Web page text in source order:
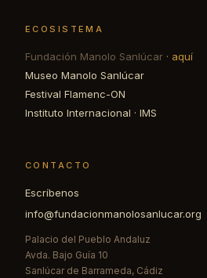
ECOSISTEMA
Fundación Manolo Sanlúcar · aquí
Museo Manolo Sanlúcar
Festival Flamenc-ON
Instituto Internacional · IMS
CONTACTO
Escríbenos
info@fundacionmanolosanlucar.org
Palacio del Pueblo Andaluz
Avda. Bajo Guía 10
Sanlúcar de Barrameda, Cádiz